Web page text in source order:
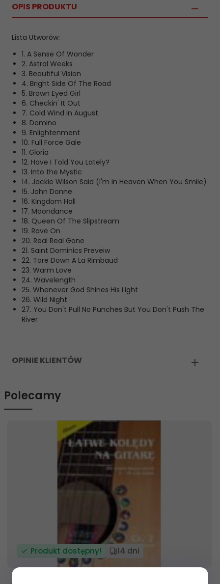
OPIS PRODUKTU
Lista Utworów:
1. A Sense Of Wonder
2. Astral Weeks
3. Beautiful Vision
4. Bright Side Of The Road
5. Brown Eyed Girl
6. Checkin' It Out
7. Cold Wind In August
8. Domino
9. Enlightenment
10. Full Force Gale
11. Gloria
12. Have I Told You Lately?
13. Into the Mystic
14. Jackie Wilson Said (I'm In Heaven When You Smile)
15. John Donne
16. Kingdom Hall
17. Moondance
18. Queen Of The Slipstream
19. Rave On
20. Real Real Gone
21. Saint Dominics Preveiw
22. Tore Down A La Rimbaud
23. Warm Love
24. Wavelength
25. Whenever God Shines His Light
26. Wild Night
27. You Don't Pull No Punches But You Don't Push The
River
OPINIE KLIENTÓW
Polecamy
Produkt dostępny! 14 dni